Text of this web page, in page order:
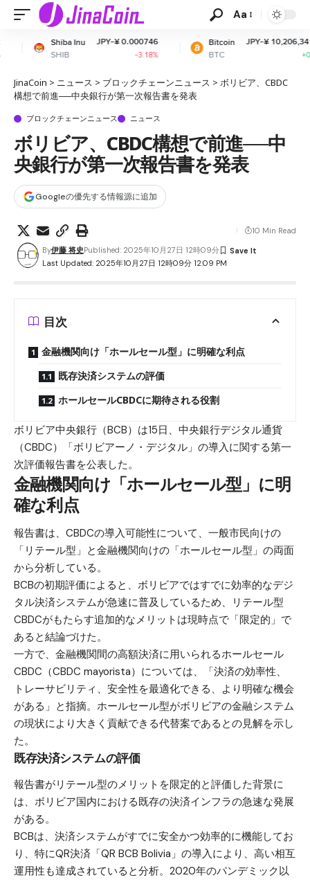
Aa
JPY-¥ 0.000746
-3.18%
Bitcoin
BTC
JPY-¥ 10,206,341.32
JinaCoin > ニュース > ブロックチェーンニュース > ボリビア、CBDC
構想で前進──中央銀行が第一次報告書を発表
ブロックチェーンニュース ニュース
ボリビア、CBDC構想で前進──中
央銀行が第一次報告書を発表
Googleの優先する情報源に追加
Last Updated: 2025年10月27日 12時09分 12:09 PM
By伊藤 将史Published: 2025年10月27日 12時09分
10 Min Read
目次
金融機関向け「ホールセール型」に明確な利点
既存決済システムの評価
ホールセールCBDCに期待される役割
ボリビア中央銀行（BCB）は15日、中央銀行デジタル通貨
（CBDC）「ボリビアーノ・デジタル」の導入に関する第一
次評価報告書を公表した。
金融機関向け「ホールセール型」に明
確な利点
報告書は、CBDCの導入可能性について、一般市民向けの
「リテール型」と金融機関向けの「ホールセール型」の両面
から分析している。
BCBの初期評価によると、ボリビアではすでに効率的なデジ
タル決済システムが急速に普及しているため、リテール型
CBDCがもたらす追加的なメリットは現時点で「限定的」で
あると結論づけた。
一方で、金融機関間の高額決済に用いられるホールセール
CBDC（CBDC mayorista）については、「決済の効率性、
トレーサビリティ、安全性を最適化できる、より明確な機会
がある」と指摘。ホールセール型がボリビアの金融システム
の現状により大きく貢献できる代替案であるとの見解を示し
た。
既存決済システムの評価
報告書がリテール型のメリットを限定的と評価した背景に
は、ボリビア国内における既存の決済インフラの急速な発展
がある。
BCBは、決済システムがすでに安全かつ効率的に機能してお
り、特にQR決済「QR BCB Bolivia」の導入により、高い相互
運用性も達成されていると分析。2020年のパンデミック以